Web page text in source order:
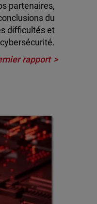
partenaires,
du
difficultés et
rapport